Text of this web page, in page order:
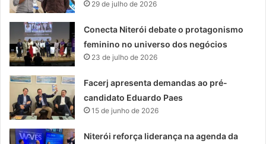
29 de julho de 2026
Conecta Niterói debate o protagonismo
feminino no universo dos negócios
23 de julho de 2026
Facerj apresenta demandas ao pré-
candidato Eduardo Paes
15 de junho de 2026
Niterói reforça liderança na agenda da